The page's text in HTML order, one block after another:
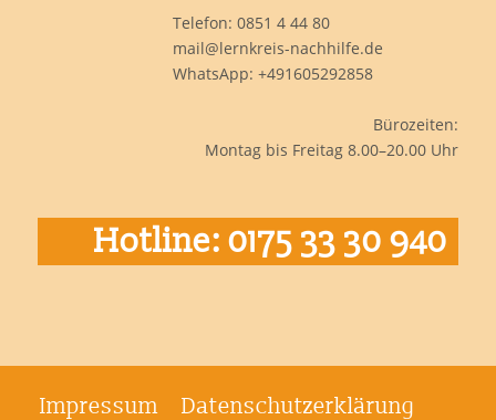
Telefon: 0851 4 44 80
mail@lernkreis-nachhilfe.de
WhatsApp: +491605292858
Bürozeiten:
Montag bis Freitag 8.00–20.00 Uhr
Hotline: 0175 33 30 940
Impressum Datenschutzerklärung